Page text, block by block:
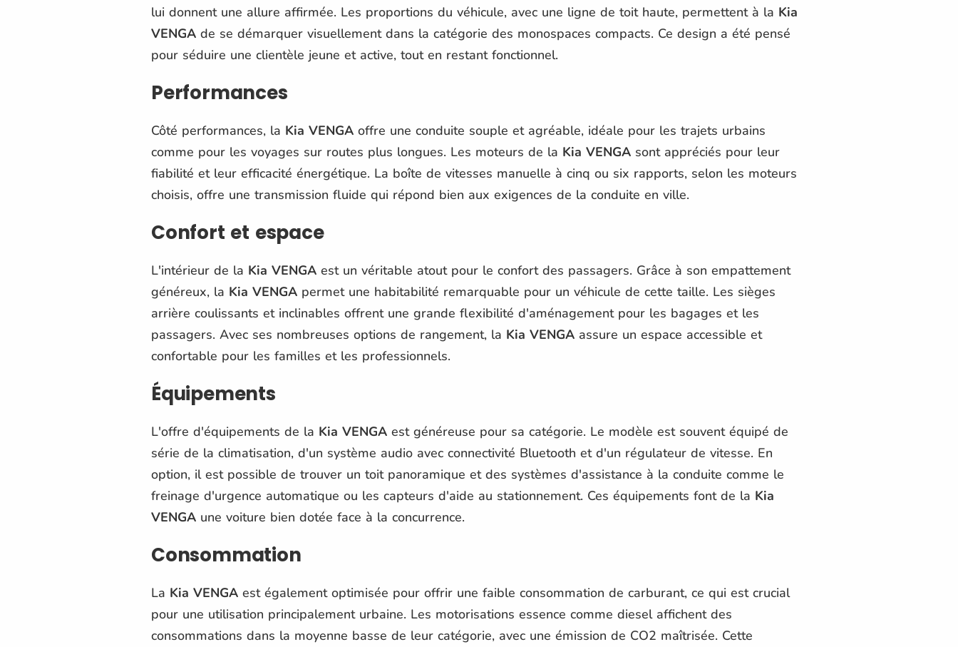
lui donnent une allure affirmée. Les proportions du véhicule, avec une ligne de toit haute, permettent à la Kia
VENGA de se démarquer visuellement dans la catégorie des monospaces compacts. Ce design a été pensé
pour séduire une clientèle jeune et active, tout en restant fonctionnel.
Performances
Côté performances, la Kia VENGA offre une conduite souple et agréable, idéale pour les trajets urbains
comme pour les voyages sur routes plus longues. Les moteurs de la Kia VENGA sont appréciés pour leur
fiabilité et leur efficacité énergétique. La boîte de vitesses manuelle à cinq ou six rapports, selon les moteurs
choisis, offre une transmission fluide qui répond bien aux exigences de la conduite en ville.
Confort et espace
L'intérieur de la Kia VENGA est un véritable atout pour le confort des passagers. Grâce à son empattement
généreux, la Kia VENGA permet une habitabilité remarquable pour un véhicule de cette taille. Les sièges
arrière coulissants et inclinables offrent une grande flexibilité d'aménagement pour les bagages et les
passagers. Avec ses nombreuses options de rangement, la Kia VENGA assure un espace accessible et
confortable pour les familles et les professionnels.
Équipements
L'offre d'équipements de la Kia VENGA est généreuse pour sa catégorie. Le modèle est souvent équipé de
série de la climatisation, d'un système audio avec connectivité Bluetooth et d'un régulateur de vitesse. En
option, il est possible de trouver un toit panoramique et des systèmes d'assistance à la conduite comme le
freinage d'urgence automatique ou les capteurs d'aide au stationnement. Ces équipements font de la Kia
VENGA une voiture bien dotée face à la concurrence.
Consommation
La Kia VENGA est également optimisée pour offrir une faible consommation de carburant, ce qui est crucial
pour une utilisation principalement urbaine. Les motorisations essence comme diesel affichent des
consommations dans la moyenne basse de leur catégorie, avec une émission de CO2 maîtrisée. Cette